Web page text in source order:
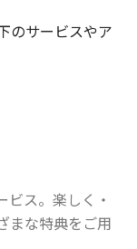
のサービスやア
ス。楽しく・
まな特典をご用